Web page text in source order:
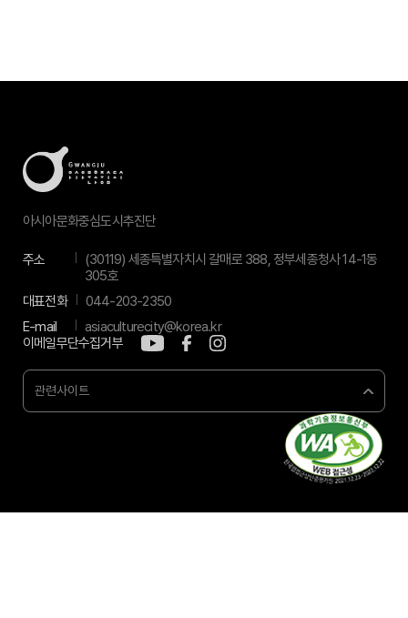
아시아문화중심도시추진단
주소
(30119) 세종특별자치시 갈매로 388, 정부세종청사 14-1동
305호
대표전화
044-203-2350
E-mail
asiaculturecity@korea.kr
이메일무단수집거부
관련사이트